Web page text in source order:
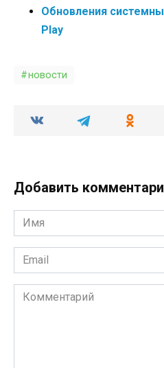
Обновления
Play
новости
Добавить
Имя
*
Email
*
Комментарий